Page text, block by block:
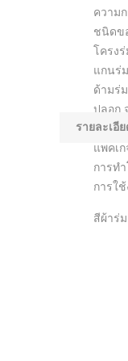
ความก
ชนิดข
โครง
แกนร่
ด้ามร่
ปลอก
ระบบ
แพคเ
การท
การใ
สีผ้าร่ม
รายละเอี